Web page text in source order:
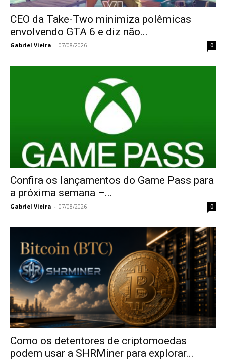
CEO da Take-Two minimiza polêmicas
envolvendo GTA 6 e diz não...
Gabriel Vieira - 07/08/2026 0
Confira os lançamentos do Game Pass para
a próxima semana –...
Gabriel Vieira - 07/08/2026 0
Como os detentores de criptomoedas
podem usar a SHRMiner para explorar...